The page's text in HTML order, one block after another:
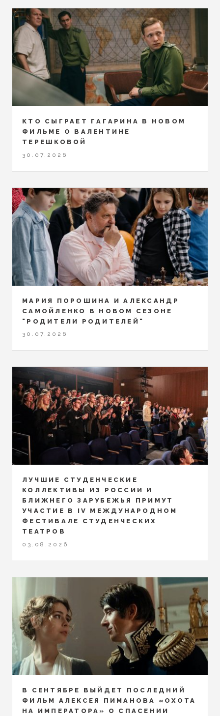
КТО СЫГРАЕТ ГАГАРИНА В НОВОМ
ФИЛЬМЕ О ВАЛЕНТИНЕ
ТЕРЕШКОВОЙ
30.07.2026
МАРИЯ ПОРОШИНА И АЛЕКСАНДР
САМОЙЛЕНКО В НОВОМ СЕЗОНЕ
"РОДИТЕЛИ РОДИТЕЛЕЙ"
30.07.2026
ЛУЧШИЕ СТУДЕНЧЕСКИЕ
КОЛЛЕКТИВЫ ИЗ РОССИИ И
БЛИЖНЕГО ЗАРУБЕЖЬЯ ПРИМУТ
УЧАСТИЕ В IV МЕЖДУНАРОДНОМ
ФЕСТИВАЛЕ СТУДЕНЧЕСКИХ
ТЕАТРОВ
03.08.2026
В СЕНТЯБРЕ ВЫЙДЕТ ПОСЛЕДНИЙ
ФИЛЬМ АЛЕКСЕЯ ПИМАНОВА «ОХОТА
НА ИМПЕРАТОРА» О СПАСЕНИИ